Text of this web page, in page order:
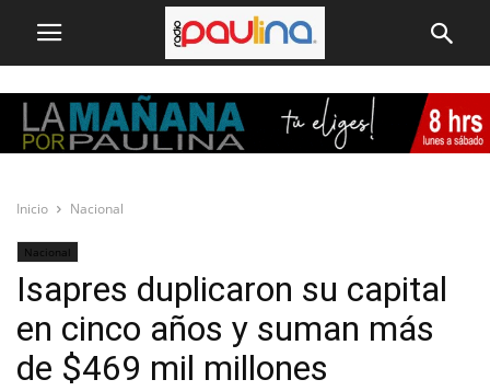
Inicio Nacional
Nacional
Isapres duplicaron su capital
en cinco años y suman más
de $469 mil millones